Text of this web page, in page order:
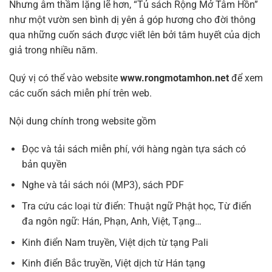
Nhưng âm thầm lặng lẽ hơn, “Tủ sách Rộng Mở Tâm Hồn”
như một vườn sen bình dị yên ả góp hương cho đời thông
qua những cuốn sách được viết lên bởi tâm huyết của dịch
giả trong nhiều năm.
Quý vị có thể vào website www.rongmotamhon.net để xem
các cuốn sách miễn phí trên web.
Nội dung chính trong website gồm
Đọc và tải sách miễn phí, với hàng ngàn tựa sách có
bản quyền
Nghe và tải sách nói (MP3), sách PDF
Tra cứu các loại từ điển: Thuật ngữ Phật học, Từ điển
đa ngôn ngữ: Hán, Phạn, Anh, Việt, Tạng…
Kinh điển Nam truyền, Việt dịch từ tạng Pali
Kinh điển Bắc truyền, Việt dịch từ Hán tạng